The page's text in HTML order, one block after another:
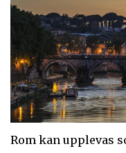
Rom kan upplevas